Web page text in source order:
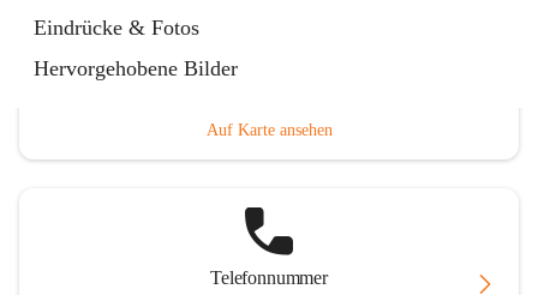
Eindrücke & Fotos
Hervorgehobene BilderHauptadresse
Auf Karte ansehen
Telefonnummer